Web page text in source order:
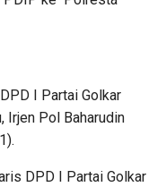
I Partai Golkar
Irjen Pol Baharudin
DPD I Partai Golkar